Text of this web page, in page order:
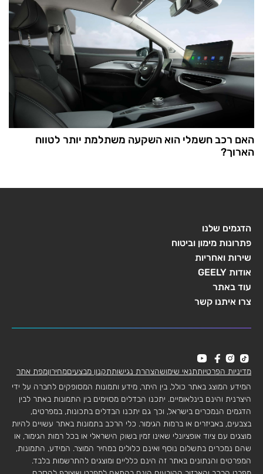
האם רכב חשמלי הוא השקעה משתלמת יותר לטווח
הארוך?
הדגמים שלנו
פתרונות מימון וביטוח
שירות ואחריות
אודות GEELY
עוד באתר
צרו איתנו קשר
מדיניות הפרטיותתנאי שימושהצהרת נגישותתקנון מבצעיםמחירוןמפת אתר
המידע המוצג באתר כולל, בין היתר, מידע ותמונות המסופקים לחברה על ידי
היצרנית והינם בינלאומיים. יתכנו הבדלים מסוימים בין התמונות באתר לבין
הדגמים הנמכרים בישראל, וכך גם יתכנו הבדלים בתכונות, במפרטים,
בצבעים, באביזרים או ברמות הגימור. כלי הרכב בתמונות באתר עשויים להיות
מוצגים עם ציוד אופציונלי שאינו זמין בשוק הישראלי או בכל רמות הגימור, או
שהם נמכרים בתשלום נוסף ואינם כלולים במחיר המוצר. המידע, התמונות,
המפרטים והנתונים באתר זה הינם כלליים ומוצגים להתרשמות בלבד.